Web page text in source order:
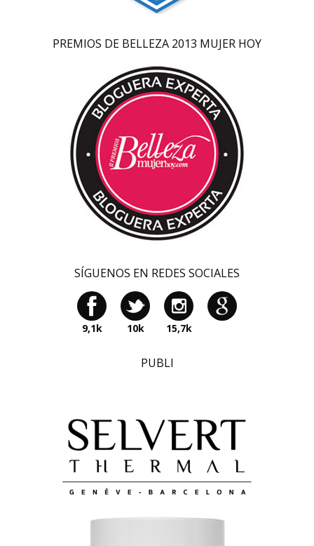
PREMIOS DE BELLEZA 2013 MUJER HOY
SÍGUENOS EN REDES SOCIALES
9,1k 10k 15,7k
PUBLI